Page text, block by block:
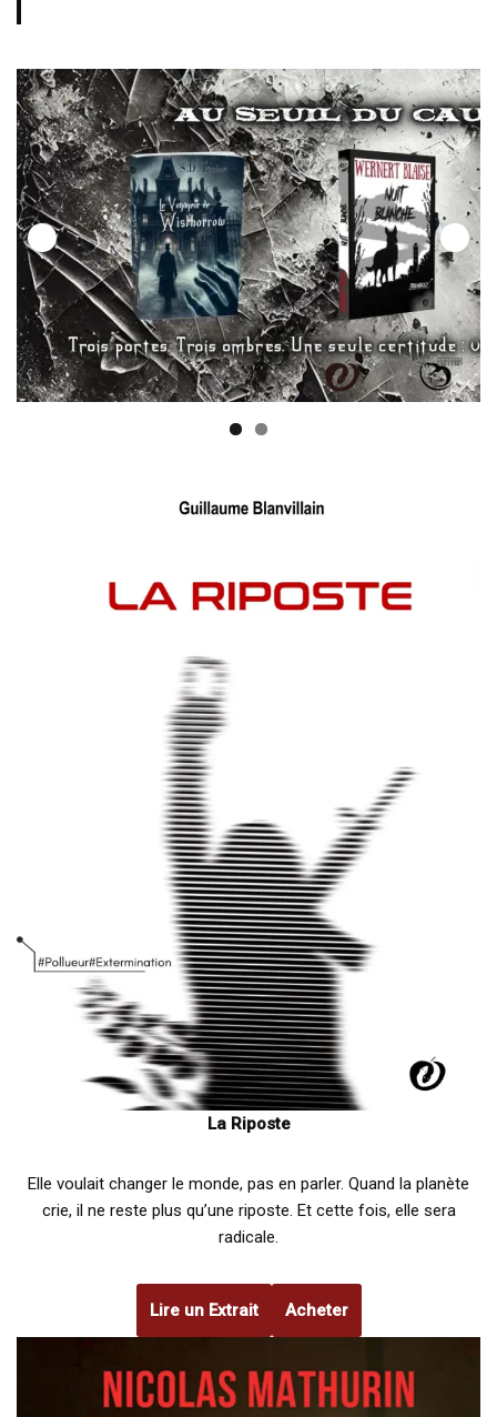
La Riposte
Elle voulait changer le monde, pas en parler. Quand la planète
crie, il ne reste plus qu’une riposte. Et cette fois, elle sera
radicale.
Lire un Extrait Acheter